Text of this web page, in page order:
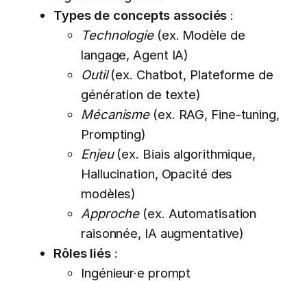
Types de concepts associés :
Technologie(ex. Modèle de
langage, Agent IA)
Outil(ex. Chatbot, Plateforme de
génération de texte)
Mécanisme(ex. RAG, Fine-tuning,
Prompting)
Enjeu(ex. Biais algorithmique,
Hallucination, Opacité des
modèles)
Approche(ex. Automatisation
raisonnée, IA augmentative)
Rôles liés :
Ingénieur·e prompt